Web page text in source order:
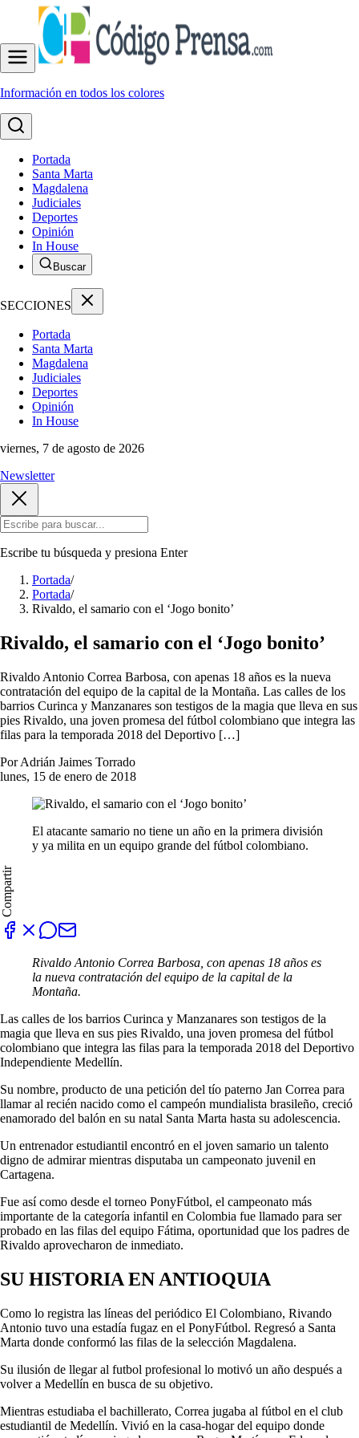
Información en todos los colores
Portada
Santa Marta
Magdalena
Judiciales
Deportes
Opinión
In House
Buscar
SECCIONES
Portada
Santa Marta
Magdalena
Judiciales
Deportes
Opinión
In House
viernes, 7 de agosto de 2026
Newsletter
Escribe tu búsqueda y presiona Enter
Portada/
Portada/
Rivaldo, el samario con el ‘Jogo bonito’
Rivaldo, el samario con el ‘Jogo bonito’
Rivaldo Antonio Correa Barbosa, con apenas 18 años es la nueva
contratación del equipo de la capital de la Montaña. Las calles de los
barrios Curinca y Manzanares son testigos de la magia que lleva en sus
pies Rivaldo, una joven promesa del fútbol colombiano que integra las
filas para la temporada 2018 del Deportivo […]
Por Adrián Jaimes Torrado
lunes, 15 de enero de 2018
El atacante samario no tiene un año en la primera división
y ya milita en un equipo grande del fútbol colombiano.
Compartir
Rivaldo Antonio Correa Barbosa, con apenas 18 años es
la nueva contratación del equipo de la capital de la
Montaña.
Las calles de los barrios Curinca y Manzanares son testigos de la
magia que lleva en sus pies Rivaldo, una joven promesa del fútbol
colombiano que integra las filas para la temporada 2018 del Deportivo
Independiente Medellín.
Su nombre, producto de una petición del tío paterno Jan Correa para
llamar al recién nacido como el campeón mundialista brasileño, creció
enamorado del balón en su natal Santa Marta hasta su adolescencia.
Un entrenador estudiantil encontró en el joven samario un talento
digno de admirar mientras disputaba un campeonato juvenil en
Cartagena.
Fue así como desde el torneo PonyFútbol, el campeonato más
importante de la categoría infantil en Colombia fue llamado para ser
probado en las filas del equipo Fátima, oportunidad que los padres de
Rivaldo aprovecharon de inmediato.
SU HISTORIA EN ANTIOQUIA
Como lo registra las líneas del periódico El Colombiano, Rivando
Antonio tuvo una estadía fugaz en el PonyFútbol. Regresó a Santa
Marta donde conformó las filas de la selección Magdalena.
Su ilusión de llegar al futbol profesional lo motivó un año después a
volver a Medellín en busca de su objetivo.
Mientras estudiaba el bachillerato, Correa jugaba al fútbol en el club
estudiantil de Medellín. Vivió en la casa-hogar del equipo donde